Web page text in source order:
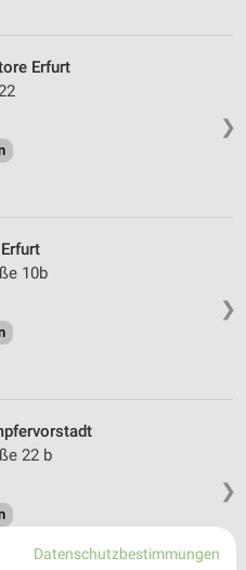
❯
Erfurt
❯
10b
❯
22 b
Datenschutzbestimmungen